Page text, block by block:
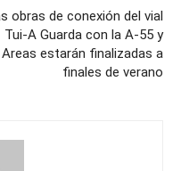
obras de conexión del vial
Tui-A Guarda con la A-55 y
Areas estarán finalizadas a
finales de verano